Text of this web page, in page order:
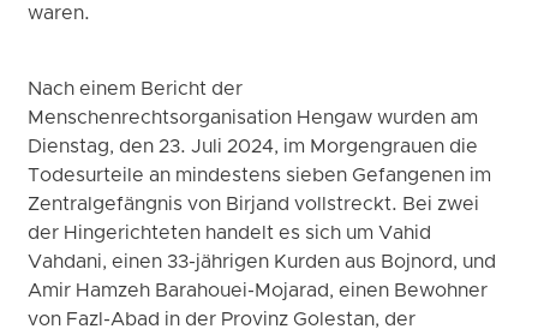
waren.
Nach einem Bericht der
Menschenrechtsorganisation Hengaw wurden am
Dienstag, den 23. Juli 2024, im Morgengrauen die
Todesurteile an mindestens sieben Gefangenen im
Zentralgefängnis von Birjand vollstreckt. Bei zwei
der Hingerichteten handelt es sich um Vahid
Vahdani, einen 33-jährigen Kurden aus Bojnord, und
Amir Hamzeh Barahouei-Mojarad, einen Bewohner
von Fazl-Abad in der Provinz Golestan, der